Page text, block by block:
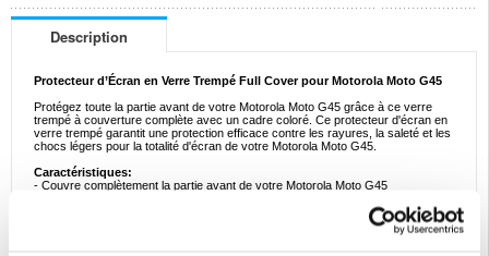
Description
Protecteur d’Écran en Verre Trempé Full Cover pour Motorola Moto G45
Protégez toute la partie avant de votre Motorola Moto G45 grâce à ce verre
trempé à couverture complète avec un cadre coloré. Ce protecteur d'écran en
verre trempé garantit une protection efficace contre les rayures, la saleté et les
chocs légers pour la totalité d'écran de votre Motorola Moto G45.
Caractéristiques:
- Couvre complètement la partie avant de votre Motorola Moto G45
- Le cadre coloré aux bords arrondis s'adapte parfaitement à votre Motorola